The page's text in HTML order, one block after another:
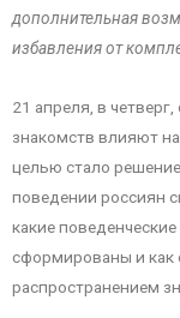
дополнительная
избавления от
21 апреля, в
знакомств влияют
целью стало
поведении россиян
какие
сформированы и как
распространением